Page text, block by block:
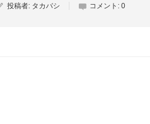
投稿者: タカバシ コメント: 0